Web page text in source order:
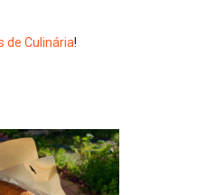
de Culinária!